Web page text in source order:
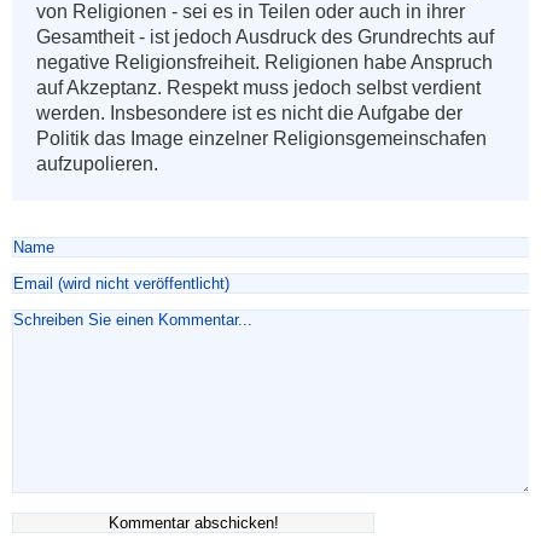
von Religionen - sei es in Teilen oder auch in ihrer
Gesamtheit - ist jedoch Ausdruck des Grundrechts auf
negative Religionsfreiheit. Religionen habe Anspruch
auf Akzeptanz. Respekt muss jedoch selbst verdient
werden. Insbesondere ist es nicht die Aufgabe der
Politik das Image einzelner Religionsgemeinschafen
aufzupolieren.